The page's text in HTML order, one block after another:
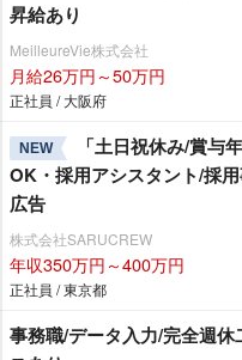
昇給あり
MeilleureVie株式会社
月給26万円～50万円
正社員 / 大阪府
NEW
「土日祝休み/賞与
OK・採用アシスタント/採
広告
株式会社SARUCREW
年収350万円～400万円
正社員 / 東京都
事務職/データ入力/完全週